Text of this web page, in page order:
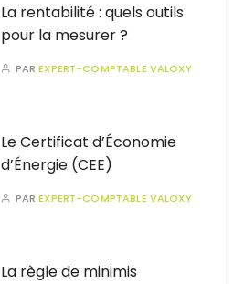
La rentabilité : quels outils
pour la mesurer ?
PAREXPERT-COMPTABLE VALOXY
Le Certificat d’Économie
d’Énergie (CEE)
PAREXPERT-COMPTABLE VALOXY
La règle de minimis